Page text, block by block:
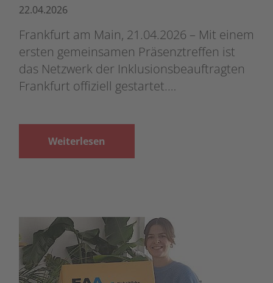
22.04.2026
Frankfurt am Main, 21.04.2026 – Mit einem
ersten gemeinsamen Präsenztreffen ist
das Netzwerk der Inklusionsbeauftragten
Frankfurt offiziell gestartet.…
Weiterlesen